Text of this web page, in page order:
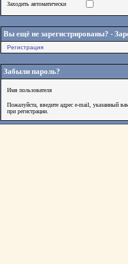
Заходить автоматически
Вы ещё не зарегистрированы? -
Регистрация
Забыли пароль?
Имя пользователя
Пожалуйста, введите адрес e-mail, указанный
при регистрации.